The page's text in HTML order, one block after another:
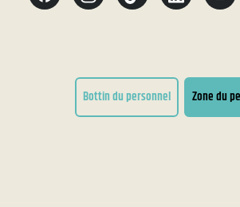
Bottin du personnel Zone du